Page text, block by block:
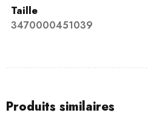
Taille
3470000451039
Produits similaires